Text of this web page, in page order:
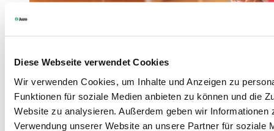
Diese Webseite verwendet Cookies
Wir verwenden Cookies, um Inhalte und Anzeigen zu
Funktionen für soziale Medien anbieten zu können und die
Website zu analysieren. Außerdem geben wir Informationen
Verwendung unserer Website an unsere Partner für soziale